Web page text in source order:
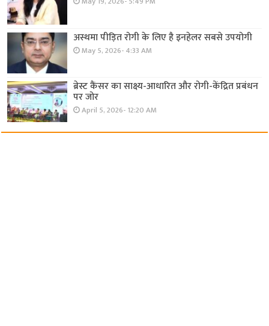
अस्थमा पीड़ित रोगी के लिए है इनहेलर सबसे उपयोगी
May 5, 2026- 4:33 AM
ब्रेस्ट कैंसर का साक्ष्य-आधारित और रोगी-केंद्रित प्रबंधन
पर जोर
April 5, 2026- 12:20 AM